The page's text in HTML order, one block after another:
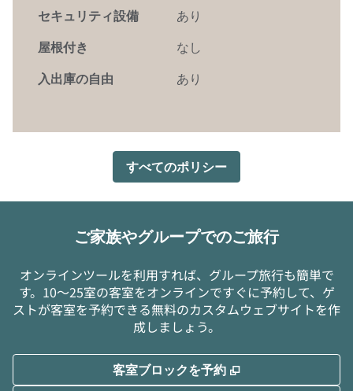
セキュリティ設備 あり
屋根付き なし
入出庫の自由 あり
すべてのポリシー
ご家族やグループでのご旅行
オンラインツールを利用すれば、グループ旅行も簡単で
す。10～25室の客室をオンラインですぐに予約して、ゲ
ストが客室を予約できる無料のカスタムウェブサイトを作
成しましょう。
客室ブロックを予約 ,